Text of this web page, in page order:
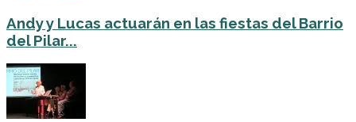
Andy y Lucas actuarán en las fiestas del Barrio
del Pilar...